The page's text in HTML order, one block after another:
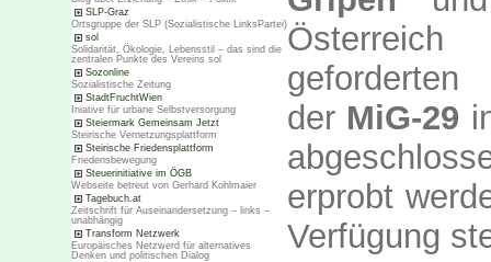
SLP-Graz
Ortsgruppe der SLP (Sozialistische LinksPartei)
sol
Solidarität, Ökologie, Lebensstil – das sind die
zentralen Punkte des Vereins sol
Sozonline
Sozialistische Zeitung
StadtFruchtWien
Iniative für urbane Selbstversorgung
Steiermark Gemeinsam Jetzt
Steirische Vernetzungsplattform
Steirische Friedensplattform
Friedensbewegung
Steuerinitiative im ÖGB
Webseite betreut von Gerhard Kohlmaier
Tagebuch.at
Zeitschrift für Auseinandersetzung – links –
unabhängig
Transform Netzwerk
Europäisches Netzwerd für alternatives
Denken und politischen Dialog
der MiG-29
erprobt
Verfügung